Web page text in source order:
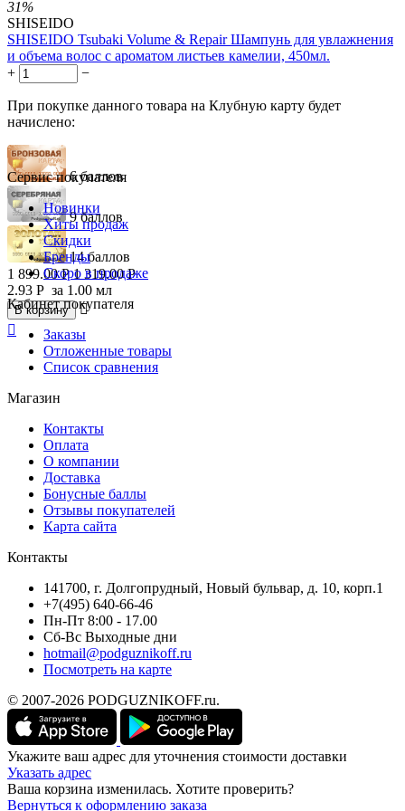
31%
SHISEIDO
SHISEIDO Tsubaki Volume & Repair Шампунь для увлажнения
и объема волос с ароматом листьев камелии, 450мл.
+
−
При покупке данного товара на Клубную карту будет
начислено:
6 баллов
9 баллов
14 баллов
1 899.00 Р 1 319.00 Р
2.93 Р за 1.00 мл
В корзину


Сервис покупателя
Новинки
Хиты продаж
Скидки
Бренды
Скоро в продаже
Кабинет покупателя
Заказы
Отложенные товары
Список сравнения
Магазин
Контакты
Оплата
О компании
Доставка
Бонусные баллы
Отзывы покупателей
Карта сайта
Контакты
141700, г. Долгопрудный, Новый бульвар, д. 10, корп.1
+7(495) 640-66-46
Пн-Пт 8:00 - 17.00
Сб-Вс Выходные дни
hotmail@podguznikoff.ru
Посмотреть на карте
© 2007-2026 PODGUZNIKOFF.ru.
Укажите ваш адрес для уточнения стоимости доставки
Указать адрес
Ваша корзина изменилась. Хотите проверить?
Вернуться к оформлению заказа